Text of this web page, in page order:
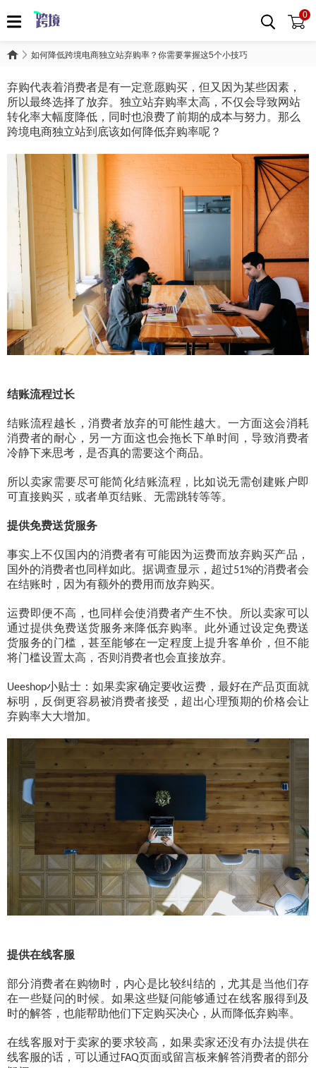
0
如何降低跨境电商独立站弃购率？你需要掌握这5个小技巧
弃购代表着消费者是有一定意愿购买，但又因为某些因素，
所以最终选择了放弃。独立站弃购率太高，不仅会导致网站
转化率大幅度降低，同时也浪费了前期的成本与努力。那么
跨境电商独立站到底该如何降低弃购率呢？
结账流程过长
结账流程越长，消费者放弃的可能性越大。一方面这会消耗
消费者的耐心，另一方面这也会拖长下单时间，导致消费者
冷静下来思考，是否真的需要这个商品。
所以卖家需要尽可能简化结账流程，比如说无需创建账户即
可直接购买，或者单页结账、无需跳转等等。
提供免费送货服务
事实上不仅国内的消费者有可能因为运费而放弃购买产品，
国外的消费者也同样如此。据调查显示，超过51%的消费者会
在结账时，因为有额外的费用而放弃购买。
运费即便不高，也同样会使消费者产生不快。所以卖家可以
通过提供免费送货服务来降低弃购率。此外通过设定免费送
货服务的门槛，甚至能够在一定程度上提升客单价，但不能
将门槛设置太高，否则消费者也会直接放弃。
Ueeshop小贴士：如果卖家确定要收运费，最好在产品页面就
标明，反倒更容易被消费者接受，超出心理预期的价格会让
弃购率大大增加。
提供在线客服
部分消费者在购物时，内心是比较纠结的，尤其是当他们存
在一些疑问的时候。如果这些疑问能够通过在线客服得到及
时的解答，也能帮助他们下定购买决心，从而降低弃购率。
在线客服对于卖家的要求较高，如果卖家还没有办法提供在
线客服的话，可以通过FAQ页面或留言板来解答消费者的部分